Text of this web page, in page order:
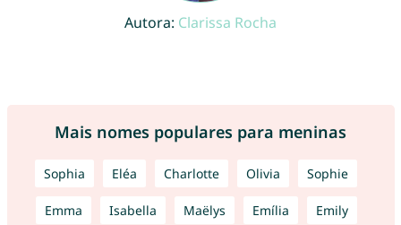
Autora: Clarissa Rocha
Mais nomes populares para meninas
Sophia Eléa Charlotte Olivia Sophie
Emma Isabella Maëlys Emília Emily